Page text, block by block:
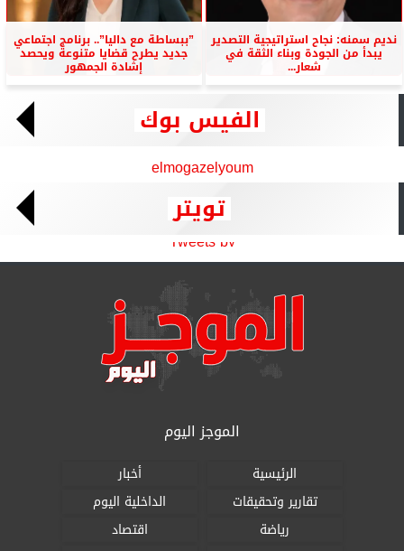
نديم سمنه: نجاح استراتيجية التصدير
يبدأ من الجودة وبناء الثقة في
شعار...
”ببساطة مع داليا”.. برنامج اجتماعي
جديد يطرح قضايا متنوعة ويحصد
إشادة الجمهور
الفيس بوك
elmogazelyoum
تويتر
Tweets by
الموجز اليوم
الرئيسية
أخبار
تقارير وتحقيقات
الداخلية اليوم
رياضة
اقتصاد